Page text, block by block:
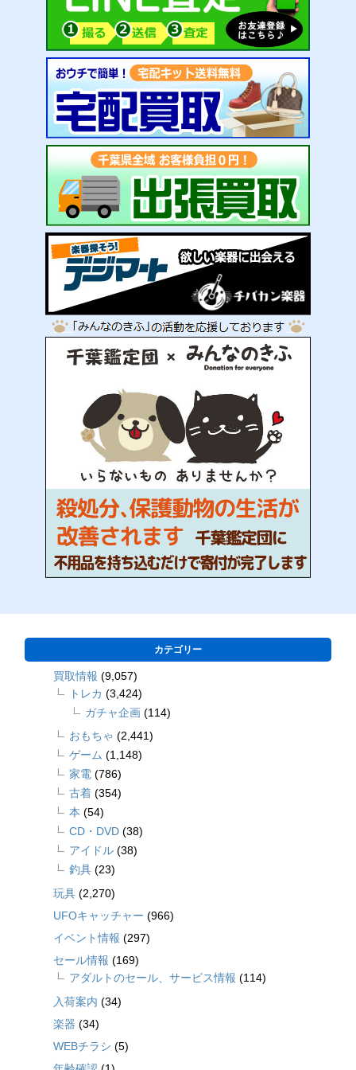
カテゴリー
買取情報 (9,057)
トレカ (3,424)
ガチャ企画 (114)
おもちゃ (2,441)
ゲーム (1,148)
家電 (786)
古着 (354)
本 (54)
CD・DVD (38)
アイドル (38)
釣具 (23)
玩具 (2,270)
UFOキャッチャー (966)
イベント情報 (297)
セール情報 (169)
アダルトのセール、サービス情報 (114)
入荷案内 (34)
楽器 (34)
WEBチラシ (5)